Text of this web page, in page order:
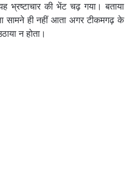
भ्रष्टाचार की भेंट चढ़ गया। बताया
सामने ही नहीं आता अगर टीकमगढ़ के
न होता।